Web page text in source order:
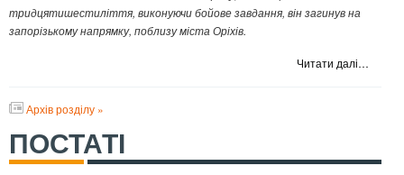
тридцятишестиліття, виконуючи бойове завдання, він загинув на
запорізькому напрямку, поблизу міста Оріхів.
Читати далі…
Архів розділу »
ПОСТАТІ